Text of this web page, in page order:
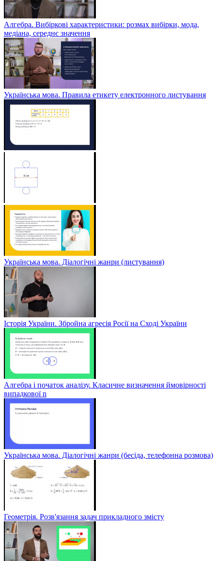
Алгебра. Вибіркові характеристики: розмах вибірки, мода,
медіана, середнє значення
Українська мова. Правила етикету електронного листування
Українська мова. Діалогічні жанри (листування)
Історія України. Збройна агресія Росії на Сході України
Алгебра і початок аналізу. Класичне визначення ймовірності
випадкової n
Українська мова. Діалогічні жанри (бесіда, телефонна розмова)
Геометрія. Розв'язання задач прикладного змісту